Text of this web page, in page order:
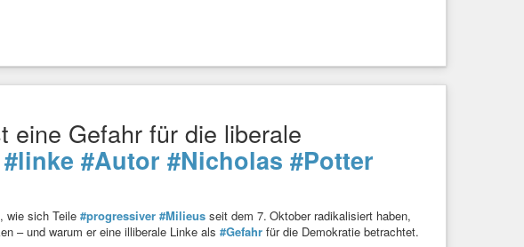
AfD-Faschisten in den Weg.
eine Gefahr für die liberale
#linke #Autor #Nicholas #Potter
, wie sich Teile #progressiver #Milieus seit dem 7. Oktober radikalisiert haben,
– und warum er eine illiberale Linke als #Gefahr für die Demokratie betrachtet.